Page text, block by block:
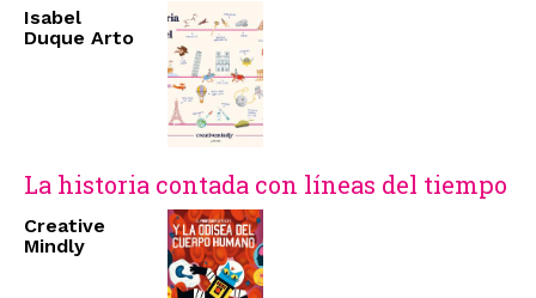
Isabel
Duque Arto
La historia contada con líneas del tiempo
Creative
Mindly